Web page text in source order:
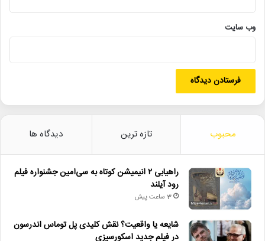
• تالار حافظ میزبان «کافه نادری» می‌شود
• نمایش ۲ فیلم در «پاتوق مستند»
منبع
بناهای_تاریخی
سیزدهم_فروردین
شب‌های قدر
شهادت_امیرالمومنین
گردشگری
وب‌ سایت
محبوب تازه ترین دیدگاه ها
راهیابی ۲ انیمیشن کوتاه به سی‌امین جشنواره فیلم
رود آیلند
3 ساعت پیش
شایعه یا واقعیت؟ نقش کلیدی پل توماس اندرسون
در فیلم جدید اسکورسیزی